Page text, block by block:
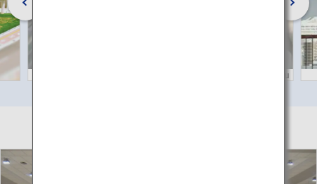
©Okinawa Convention & Visitors Bureau